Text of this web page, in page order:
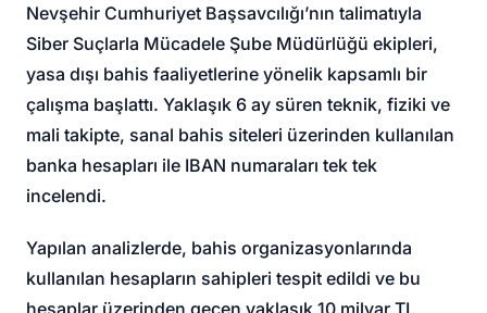
Nevşehir Cumhuriyet Başsavcılığı’nın talimatıyla
Siber Suçlarla Mücadele Şube Müdürlüğü ekipleri,
yasa dışı bahis faaliyetlerine yönelik kapsamlı bir
çalışma başlattı. Yaklaşık 6 ay süren teknik, fiziki ve
mali takipte, sanal bahis siteleri üzerinden kullanılan
banka hesapları ile IBAN numaraları tek tek
incelendi.
Yapılan analizlerde, bahis organizasyonlarında
kullanılan hesapların sahipleri tespit edildi ve bu
hesaplar üzerinden geçen yaklaşık 10 milyar TL